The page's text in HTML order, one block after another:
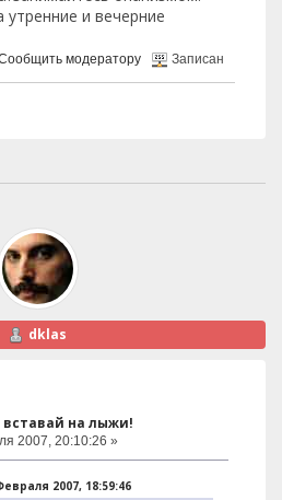
и вечерние
модератору Записан
dklas
вставай на лыжи!
2007, 20:10:26 »
2007, 18:59:46